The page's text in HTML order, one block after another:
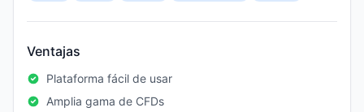
Ventajas
Plataforma fácil de usar
Amplia gama de CFDs